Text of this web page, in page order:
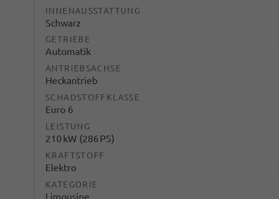
INNENAUSSTATTUNG
Schwarz
GETRIEBE
Automatik
ANTRIEBSACHSE
Heckantrieb
SCHADSTOFFKLASSE
Euro 6
LEISTUNG
210 kW (286 PS)
KRAFTSTOFF
Elektro
KATEGORIE
Limousine